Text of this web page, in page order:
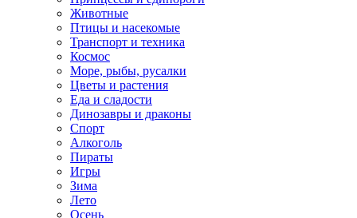
Животные
Птицы и насекомые
Транспорт и техника
Космос
Море, рыбы, русалки
Цветы и растения
Еда и сладости
Динозавры и драконы
Спорт
Алкоголь
Пираты
Игры
Зима
Лето
Осень